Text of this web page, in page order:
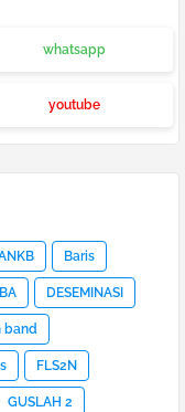
whatsapp
youtube
Baris
DESEMINASI
band
FLS2N
GUSLAH 2